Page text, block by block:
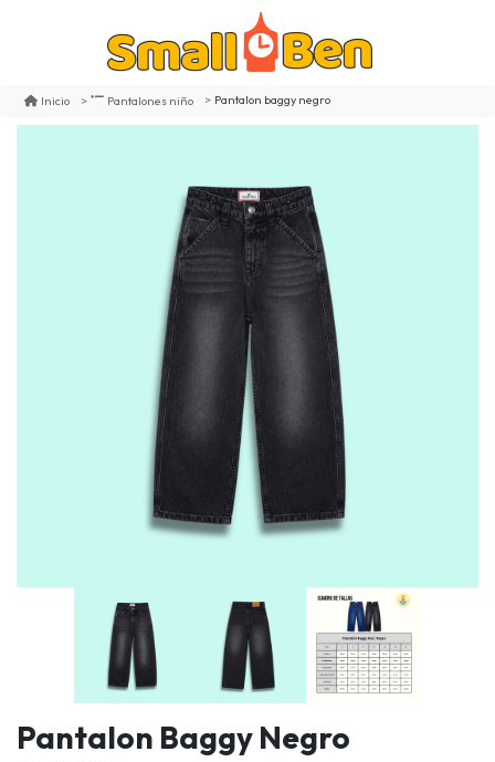
Inicio Pantalones niño Pantalon baggy negro
Pantalon Baggy Negro